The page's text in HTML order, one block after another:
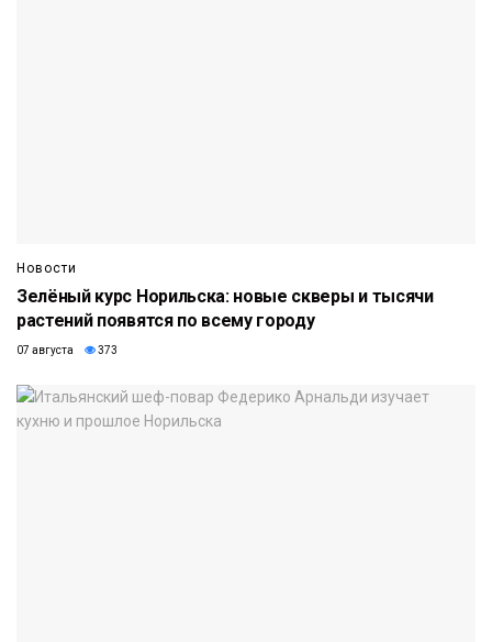
Новости
Зелёный курс Норильска: новые скверы и тысячи
растений появятся по всему городу
07 августа 373